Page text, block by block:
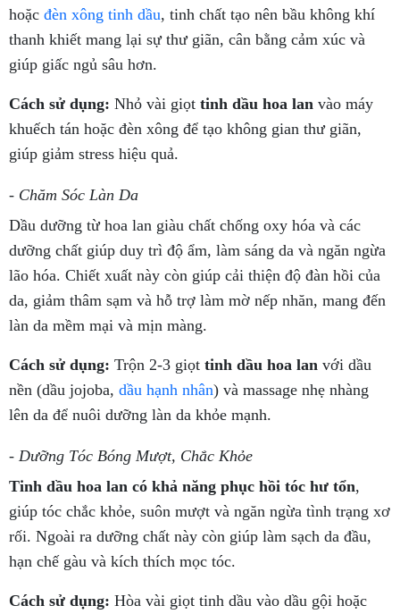
hoặc đèn xông tinh dầu, tinh chất tạo nên bầu không khí
thanh khiết mang lại sự thư giãn, cân bằng cảm xúc và
giúp giấc ngủ sâu hơn.
Cách sử dụng: Nhỏ vài giọt tinh dầu hoa lan vào máy
khuếch tán hoặc đèn xông để tạo không gian thư giãn,
giúp giảm stress hiệu quả.
- Chăm Sóc Làn Da
Dầu dưỡng từ hoa lan giàu chất chống oxy hóa và các
dưỡng chất giúp duy trì độ ẩm, làm sáng da và ngăn ngừa
lão hóa. Chiết xuất này còn giúp cải thiện độ đàn hồi của
da, giảm thâm sạm và hỗ trợ làm mờ nếp nhăn, mang đến
làn da mềm mại và mịn màng.
Cách sử dụng: Trộn 2-3 giọt tinh dầu hoa lan với dầu
nền (dầu jojoba, dầu hạnh nhân) và massage nhẹ nhàng
lên da để nuôi dưỡng làn da khỏe mạnh.
- Dưỡng Tóc Bóng Mượt, Chắc Khỏe
Tinh dầu hoa lan có khả năng phục hồi tóc hư tổn,
giúp tóc chắc khỏe, suôn mượt và ngăn ngừa tình trạng xơ
rối. Ngoài ra dưỡng chất này còn giúp làm sạch da đầu,
hạn chế gàu và kích thích mọc tóc.
Cách sử dụng: Hòa vài giọt tinh dầu vào dầu gội hoặc